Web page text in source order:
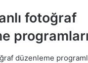
fotoğraf
programları
düzenleme